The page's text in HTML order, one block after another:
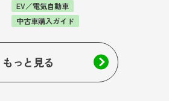
EV／電気自動車
中古車購入ガイド
もっと見る